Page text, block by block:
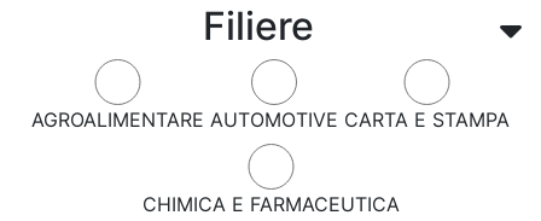
Filiere
AGROALIMENTARE AUTOMOTIVE CARTA E STAMPA
CHIMICA E FARMACEUTICA